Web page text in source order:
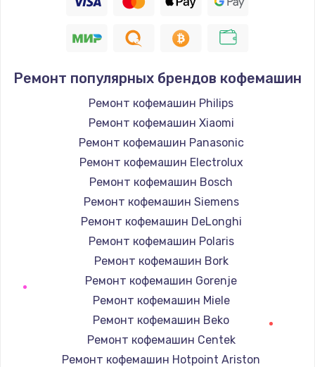
Ремонт популярных брендов кофемашин
Ремонт кофемашин Philips
Ремонт кофемашин Xiaomi
Ремонт кофемашин Panasonic
Ремонт кофемашин Electrolux
Ремонт кофемашин Bosch
Ремонт кофемашин Siemens
Ремонт кофемашин DeLonghi
Ремонт кофемашин Polaris
Ремонт кофемашин Bork
Ремонт кофемашин Gorenje
Ремонт кофемашин Miele
Ремонт кофемашин Beko
Ремонт кофемашин Centek
Ремонт кофемашин Hotpoint Ariston